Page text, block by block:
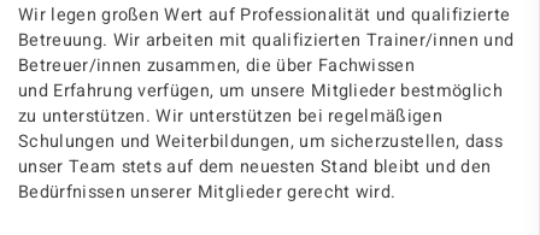
Wir legen großen Wert auf Professionalität und qualifizierte
Betreuung. Wir arbeiten mit qualifizierten Trainer/innen und
Betreuer/innen zusammen, die über Fachwissen
und Erfahrung verfügen, um unsere Mitglieder bestmöglich
zu unterstützen. Wir unterstützen bei regelmäßigen
Schulungen und Weiterbildungen, um sicherzustellen, dass
unser Team stets auf dem neuesten Stand bleibt und den
Bedürfnissen unserer Mitglieder gerecht wird.